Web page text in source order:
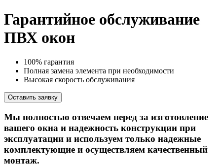
Гарантийное обслуживание
ПВХ окон
100% гарантия
Полная замена элемента при необходимости
Высокая скорость обслуживания
Оставить заявку
Мы полностью отвечаем перед за изготовление
вашего окна и надежность конструкции при
эксплуатации и используем только надежные
комплектующие и осуществляем качественный
монтаж.